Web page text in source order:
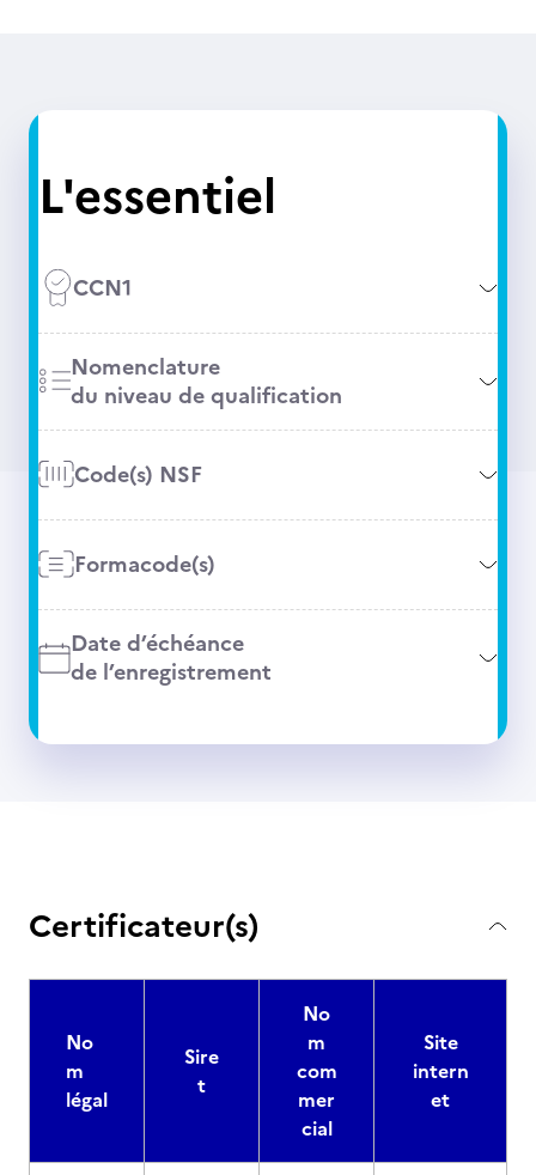
L'essentiel
CCN1
Nomenclature
du niveau de qualification
Code(s) NSF
Formacode(s)
Date d’échéance
de l’enregistrement
Certificateur(s)
No
m
légal
Sire
t
No
m
com
mer
cial
Site
intern
et